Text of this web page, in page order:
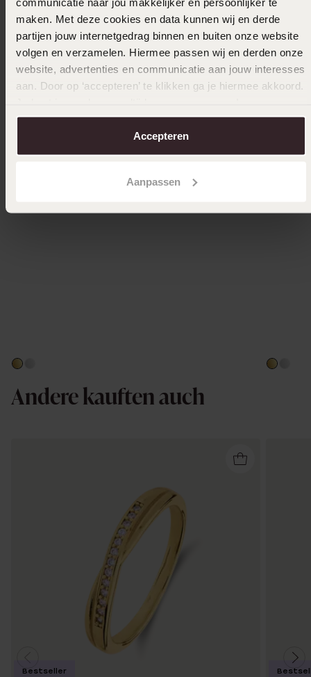
maken. Met deze cookies en data kunnen wij en derde
partijen jouw internetgedrag binnen en buiten onze website
volgen en verzamelen. Hiermee passen wij en derden onze
website, advertenties en communicatie aan jouw interesses
aan. Door op ‘accepteren’ te klikken ga je hiermee akkoord.
over in onscookiebeleid.
Accepteren
Aanpassen
Andere kauften auch
Bestseller